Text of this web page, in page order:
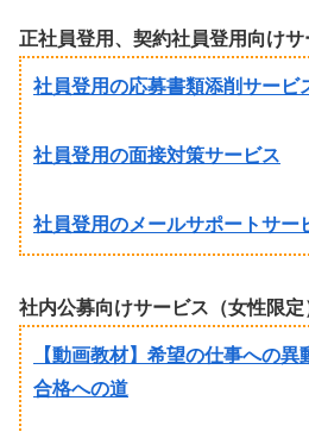
正社員登用、契約社員登用向けサ
社員登用の応募書類添削サービ
社員登用の面接対策サービス
社員登用のメールサポートサー
社内公募向けサービス（女性限定
【動画教材】希望の仕事への
合格への道